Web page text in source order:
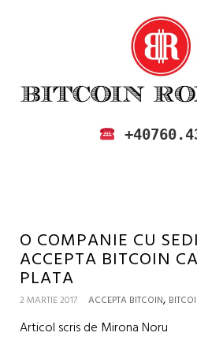
BITCOIN
CUMPARA SI
O COMPANIE CU
ACCEPTA BITCOIN
PLATA
2 MARTIE 2017 ACCEPTA BITCOIN,
Articol scris de Mirona Noru